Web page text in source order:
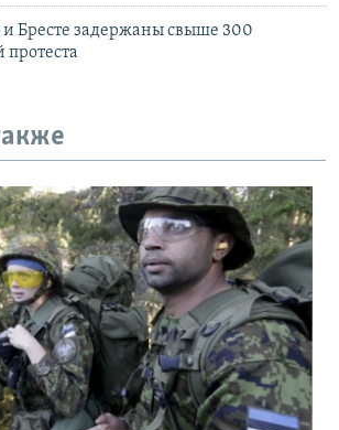
Бресте задержаны свыше 300
протеста